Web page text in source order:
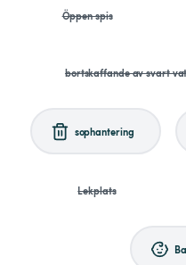
Öppen spis
bortskaffande av svart
sophantering
Lekplats